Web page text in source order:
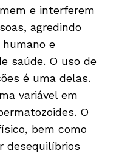
e interferem
agredindo
humano e
saúde. O uso de
é uma delas.
variável em
O
bem como
desequilíbrios